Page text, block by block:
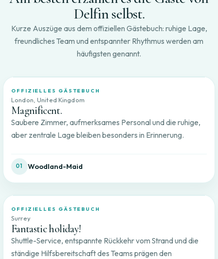
Delfin selbst.
Kurze Auszüge aus dem offiziellen Gästebuch: ruhige Lage,
freundliches Team und entspannter Rhythmus werden am
häufigsten genannt.
OFFIZIELLES GÄSTEBUCH
London, United Kingdom
Magnificent.
Saubere Zimmer, aufmerksames Personal und die ruhige,
aber zentrale Lage bleiben besonders in Erinnerung.
01 Woodland-Maid
OFFIZIELLES GÄSTEBUCH
Surrey
Fantastic holiday!
Shuttle-Service, entspannte Rückkehr vom Strand und die
ständige Hilfsbereitschaft des Teams prägen den